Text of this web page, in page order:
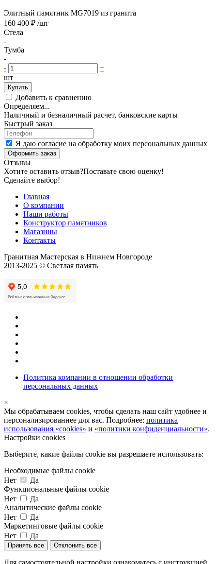
Элитный памятник MG7019 из гранита
160 400 ₽ /шт
Стела
-
Тумба
-
-
+
шт
Купить
Добавить к сравнению
Определяем...
Наличный и безналичный расчет, банковские карты
Быстрый заказ
Я даю согласие на обработку моих персональных данных
Оформить заказ
Отзывы
Хотите оставить отзыв?Поставьте свою оценку!
Сделайте выбор!
Главная
О компании
Наши работы
Конструктор памятников
Магазины
Контакты
Гранитная Мастерская в Нижнем Новгороде
2013-2025 © Светлая память
Политика компании в отношении обработки
персональных данных
×
Мы обрабатываем cookies, чтобы сделать наш сайт удобнее и
персонализированнее для вас. Подробнее: политика
использования «cookies» и «политики конфиденциальности».
Настройки cookies
Выберите, какие файлы cookie вы разрешаете использовать:
Необходимые файлы cookie
Нет
Да
Функциональные файлы cookie
Нет
Да
Аналитические файлы cookie
Нет
Да
Маркетинговые файлы cookie
Нет
Да
Принять все Отклонить все
Для самостоятельной настройки ознакомьтесь с инструкцией